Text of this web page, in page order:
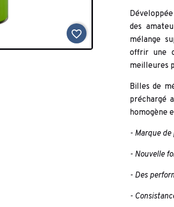
favorite_border
des
mélange
offrir une
meilleures
Billes de
préchargé
homogène
- Marque
- Nouvelle
- Des
-